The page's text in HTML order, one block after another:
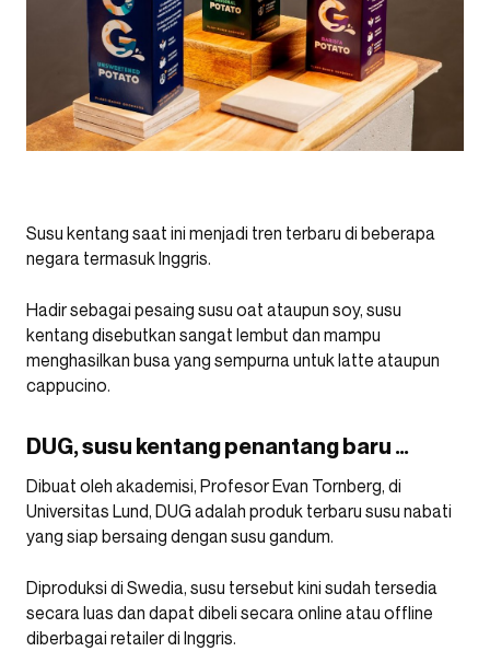
Susu kentang saat ini menjadi tren terbaru di beberapa
negara termasuk Inggris.
Hadir sebagai pesaing susu oat ataupun soy, susu
kentang disebutkan sangat lembut dan mampu
menghasilkan busa yang sempurna untuk latte ataupun
cappucino.
DUG, susu kentang penantang baru …
Dibuat oleh akademisi, Profesor Evan Tornberg, di
Universitas Lund, DUG adalah produk terbaru susu nabati
yang siap bersaing dengan susu gandum.
Diproduksi di Swedia, susu tersebut kini sudah tersedia
secara luas dan dapat dibeli secara online atau offline
diberbagai retailer di Inggris.